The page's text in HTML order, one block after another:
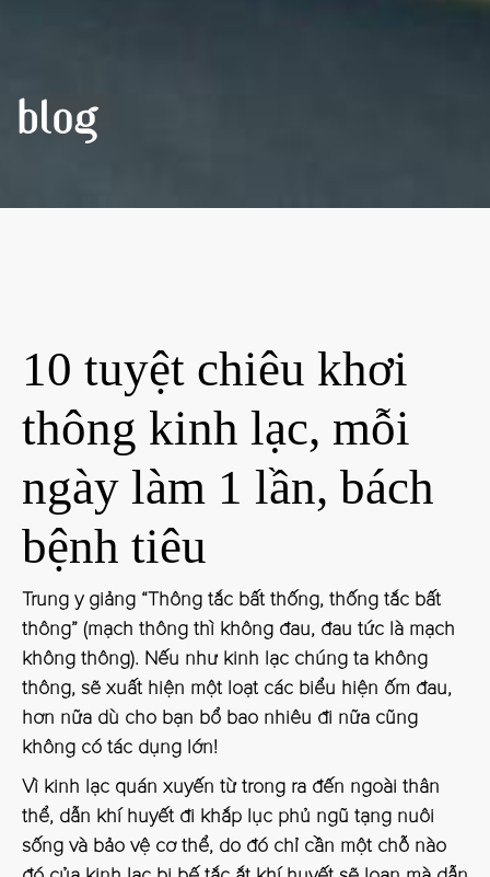
BLOG
10 tuyệt chiêu khơi
thông kinh lạc, mỗi
ngày làm 1 lần, bách
bệnh tiêu
Trung y giảng “Thông tắc bất thống, thống tắc bất
thông” (mạch thông thì không đau, đau tức là mạch
không thông). Nếu như kinh lạc chúng ta không
thông, sẽ xuất hiện một loạt các biểu hiện ốm đau,
hơn nữa dù cho bạn bổ bao nhiêu đi nữa cũng
không có tác dụng lớn!
Vì kinh lạc quán xuyến từ trong ra đến ngoài thân
thể, dẫn khí huyết đi khắp lục phủ ngũ tạng nuôi
sống và bảo vệ cơ thể, do đó chỉ cần một chỗ nào